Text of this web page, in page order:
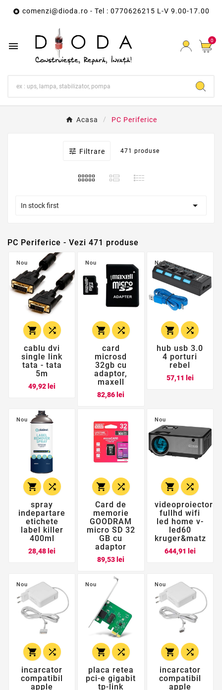
 comenzi@dioda.ro - Tel : 0770626215 L-V 9.00-17.00
 0
Acasa PC Periferice
 Filtrare 471 produse
In stock first 
PC Periferice - Vezi 471 produse
Nou
 
cablu dvi
single link
tata - tata
5m
49,92 lei
Nou
 
card
microsd
32gb cu
adaptor,
maxell
82,86 lei
Nou
 
hub usb 3.0
4 porturi
rebel
57,11 leiPret
Nou
 
spray
indepartare
etichete
label killer
400ml
28,48 lei
 
Card de
memorie
GOODRAM
micro SD 32
GB cu
adaptor
89,53 lei
Nou
 
videoproiector
fullhd wifi
led home v-
led60
kruger&matz
644,91 leiPret
Nou
 
incarcator
compatibil
apple
Nou
 
placa retea
pci-e gigabit
tp-link
Nou
 
incarcator
compatibil
apple